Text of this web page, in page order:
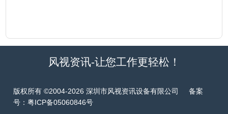
风视资讯-让您工作更轻松！
版权所有 ©2004-2026 深圳市风视资讯设备有限公司 备案
号：粤ICP备05060846号